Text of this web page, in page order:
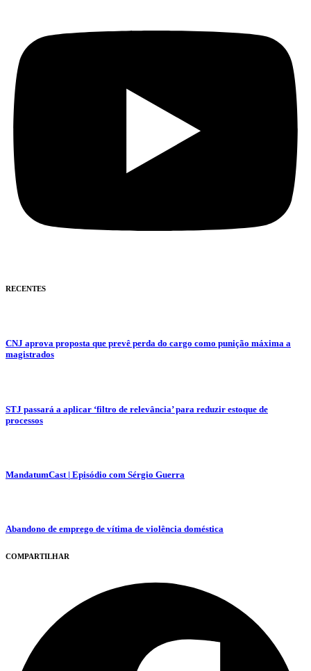
RECENTES
CNJ aprova proposta que prevê perda do cargo como punição máxima a
magistrados
STJ passará a aplicar ‘filtro de relevância’ para reduzir estoque de
processos
MandatumCast | Episódio com Sérgio Guerra
Abandono de emprego de vítima de violência doméstica
COMPARTILHAR